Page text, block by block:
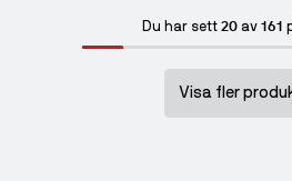
Du har sett 20 av 161
Visa fler